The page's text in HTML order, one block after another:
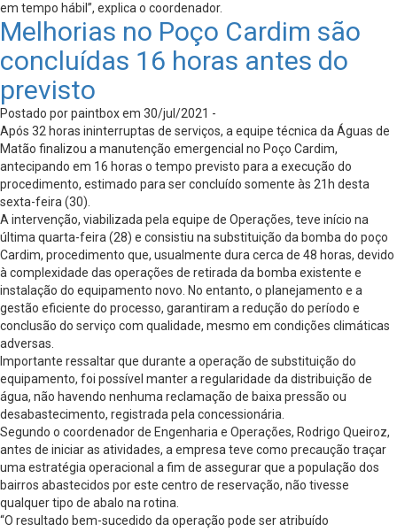
em tempo hábil”, explica o coordenador.
Melhorias no Poço Cardim são
concluídas 16 horas antes do
previsto
Postado por paintbox em 30/jul/2021 -
Após 32 horas ininterruptas de serviços, a equipe técnica da Águas de
Matão finalizou a manutenção emergencial no Poço Cardim,
antecipando em 16 horas o tempo previsto para a execução do
procedimento, estimado para ser concluído somente às 21h desta
sexta-feira (30).
A intervenção, viabilizada pela equipe de Operações, teve início na
última quarta-feira (28) e consistiu na substituição da bomba do poço
Cardim, procedimento que, usualmente dura cerca de 48 horas, devido
à complexidade das operações de retirada da bomba existente e
instalação do equipamento novo. No entanto, o planejamento e a
gestão eficiente do processo, garantiram a redução do período e
conclusão do serviço com qualidade, mesmo em condições climáticas
adversas.
Importante ressaltar que durante a operação de substituição do
equipamento, foi possível manter a regularidade da distribuição de
água, não havendo nenhuma reclamação de baixa pressão ou
desabastecimento, registrada pela concessionária.
Segundo o coordenador de Engenharia e Operações, Rodrigo Queiroz,
antes de iniciar as atividades, a empresa teve como precaução traçar
uma estratégia operacional a fim de assegurar que a população dos
bairros abastecidos por este centro de reservação, não tivesse
qualquer tipo de abalo na rotina.
“O resultado bem-sucedido da operação pode ser atribuído